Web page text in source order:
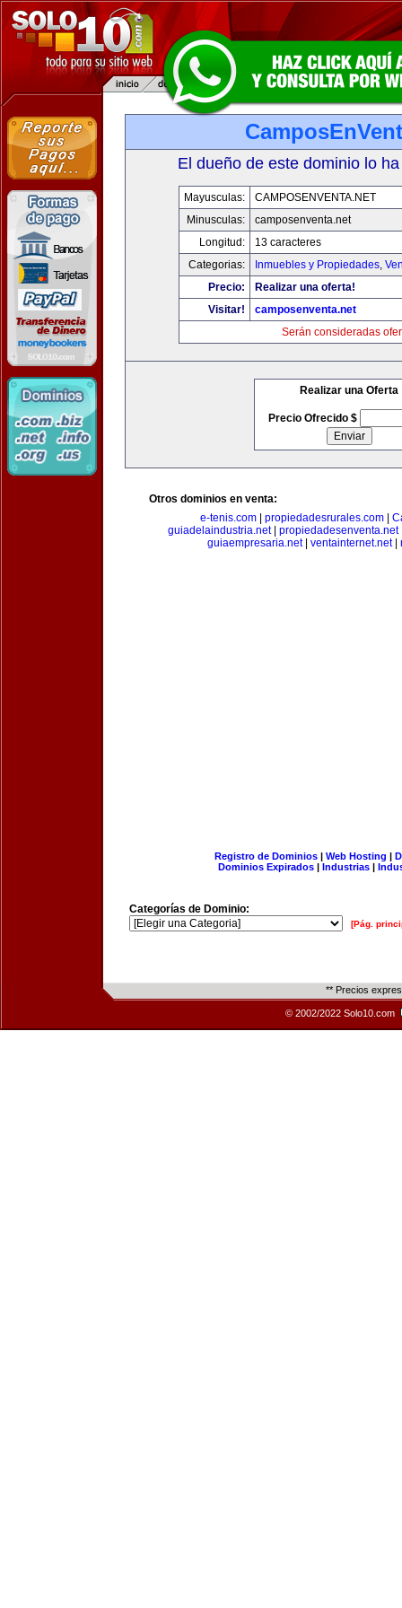
El dueño de este dominio lo
Mayusculas:
CAMPOSENVENTA.NET
Minusculas:
camposenventa.net
Longitud:
13 caracteres
Categorias:
Inmuebles y Propiedades,
Precio:
Realizar una oferta!
Visitar!
camposenventa.net
Serán consideradas
Realizar una Oferta
Precio Ofrecido $
Otros dominios en venta:
e-tenis.com
propiedadesrurales.com
guiadelaindustria.net propiedadesenventa.net
guiaempresaria.net| ventainternet.net|
Registro de Dominios| Web Hosting |
Dominios Expirados | Industrias |
Categorías de Dominio:
[Pág.
** Precios
© 2002/2022 Solo10.com